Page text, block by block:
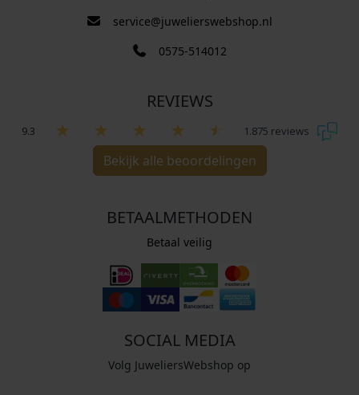
service@juwelierswebshop.nl
0575-514012
REVIEWS
9.3 1.875 reviews
Bekijk alle beoordelingen
BETAALMETHODEN
Betaal veilig
SOCIAL MEDIA
Volg JuweliersWebshop op